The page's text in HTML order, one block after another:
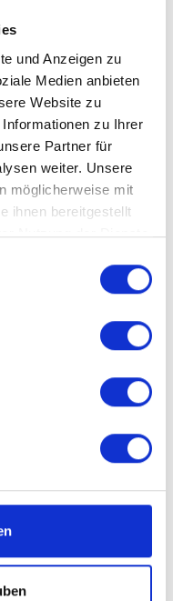
und Anzeigen zu
Medien anbieten
Website zu
zu Ihrer
Partner für
weiter. Unsere
möglicherweise mit
ihnen bereitgestellt
Nutzung der Dienste